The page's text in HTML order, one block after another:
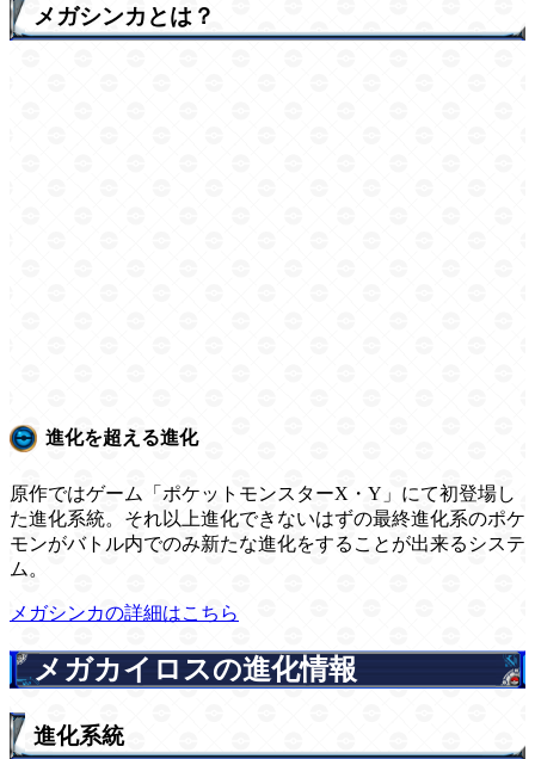
メガシンカとは？
進化を超える進化
原作ではゲーム「ポケットモンスターX・Y」にて初登場し
た進化系統。それ以上進化できないはずの最終進化系のポケ
モンがバトル内でのみ新たな進化をすることが出来るシステ
ム。
メガシンカの詳細はこちら
メガカイロスの進化情報
進化系統